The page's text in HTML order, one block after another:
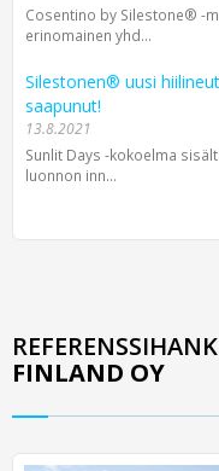
Cosentino by Silestone® -
erinomainen yhd...
Silestonen® uusi
saapunut!
13.8.2021
Sunlit Days -kokoelma
luonnon inn...
FINLAND OY